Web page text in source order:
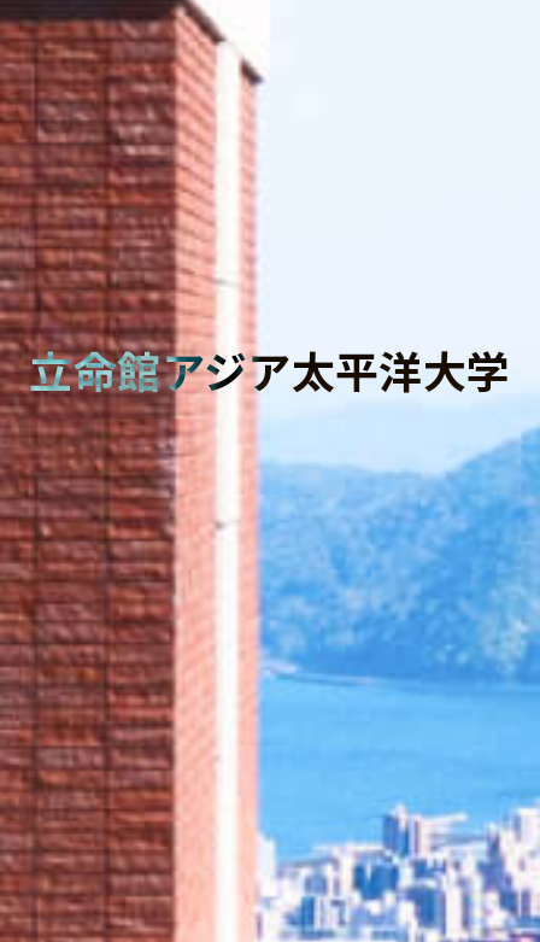
立命館アジア太平洋大学